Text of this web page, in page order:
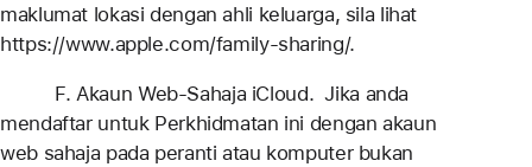
maklumat lokasi dengan ahli keluarga, sila lihat
https://www.apple.com/family-sharing/.
F. Akaun Web-Sahaja iCloud. Jika anda
mendaftar untuk Perkhidmatan ini dengan akaun
web sahaja pada peranti atau komputer bukan